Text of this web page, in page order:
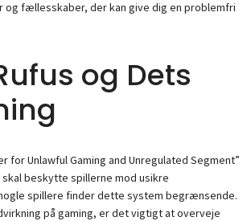
fællesskaber, der kan give dig en problemfri
og Dets
for Unlawful Gaming and Unregulated Segment”
beskytte spillerne mod usikre
spillere finder dette system begrænsende.
på gaming, er det vigtigt at overveje